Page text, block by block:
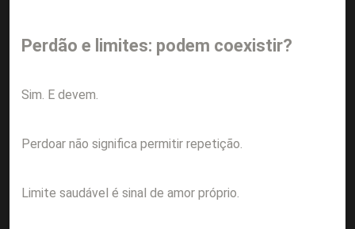
Perdão e limites: podem coexistir?
Sim. E devem.
Perdoar não significa permitir repetição.
Limite saudável é sinal de amor próprio.